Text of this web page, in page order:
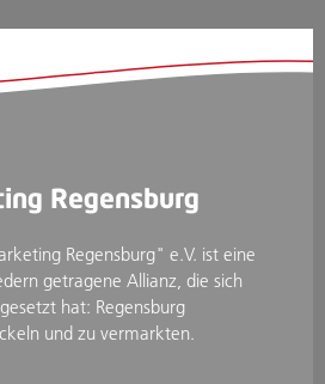
Regensburg
Regensburg" e.V. ist eine
getragene Allianz, die sich
hat: Regensburg
und zu vermarkten.